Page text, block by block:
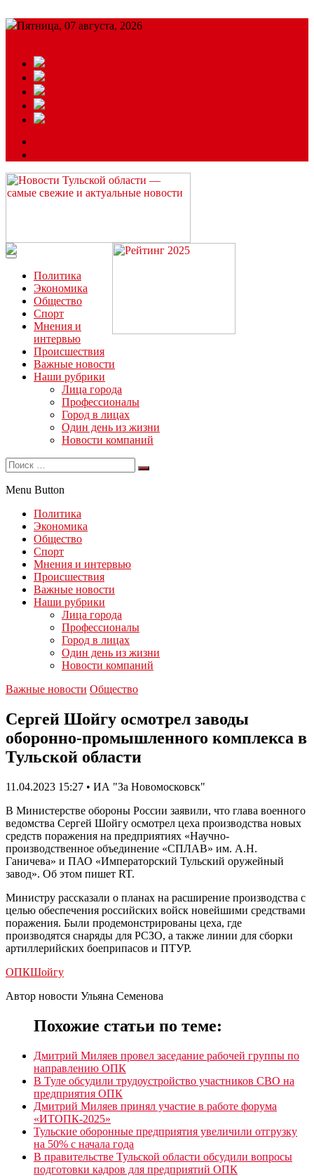
Пятница, 07 августа, 2026
Читайте последние новости дня в Тульской области на сайте
“ЗаНовомосковск”
Политика
Экономика
Общество
Спорт
Мнения и
интервью
Происшествия
Важные новости
Наши рубрики
Лица города
Профессионалы
Город в лицах
Один день из жизни
Новости компаний
Menu Button
Политика
Экономика
Общество
Спорт
Мнения и интервью
Происшествия
Важные новости
Наши рубрики
Лица города
Профессионалы
Город в лицах
Один день из жизни
Новости компаний
Важные новости Общество
Сергей Шойгу осмотрел заводы
оборонно-промышленного комплекса в
Тульской области
11.04.2023 15:27 • ИА "За Новомосковск"
В Министерстве обороны России заявили, что глава военного
ведомства Сергей Шойгу осмотрел цеха производства новых
средств поражения на предприятиях «Научно-
производственное объединение «СПЛАВ» им. А.Н.
Ганичева» и ПАО «Императорский Тульский оружейный
завод». Об этом пишет RT.
Министру рассказали о планах на расширение производства с
целью обеспечения российских войск новейшими средствами
поражения. Были продемонстрированы цеха, где
производятся снаряды для РСЗО, а также линии для сборки
артиллерийских боеприпасов и ПТУР.
ОПКШойгу
Автор новости Ульяна Семенова
Похожие статьи по теме:
Дмитрий Миляев провел заседание рабочей группы по
направлению ОПК
В Туле обсудили трудоустройство участников СВО на
предприятия ОПК
Дмитрий Миляев принял участие в работе форума
«ИТОПК-2025»
Тульские оборонные предприятия увеличили отгрузку
на 50% с начала года
В правительстве Тульской области обсудили вопросы
подготовки кадров для предприятий ОПК